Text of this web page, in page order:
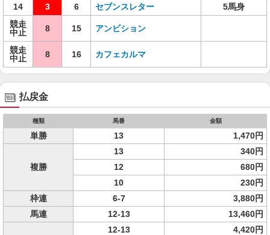
14
3 6 セブンスレター
5馬身
競走
中止
8 15 アンビション
競走
中止
8 16 カフェカルマ
払戻金
種類 馬番 金額
単勝 13 1,470円
複勝
13
340円
12
680円
10
230円
枠連
6-7
3,880円
馬連
12-13 13,460円
12-13
4,420円